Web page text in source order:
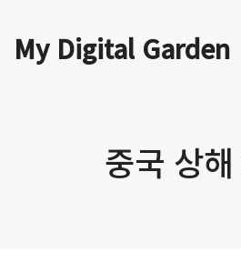
My Digital Garden
중국 상